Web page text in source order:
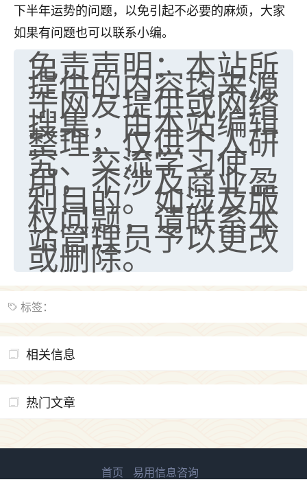
下半年运势的问题，以免引起不必要的麻烦，大家
如果有问题也可以联系小编。
免责声明：本站所
提供的内容均来源
于网友提供或网络
搜集，由本站编辑
整理，仅供个人研
究、交流学习使
用，不涉及商业盈
利目的。如涉及版
权问题，请联系本
站管理员予以更改
或删除。
标签：
相关信息
热门文章
优秀的张同学
老师收徒吗？？我对这些很感兴趣
2天前 来自山西
首页 易用信息咨询